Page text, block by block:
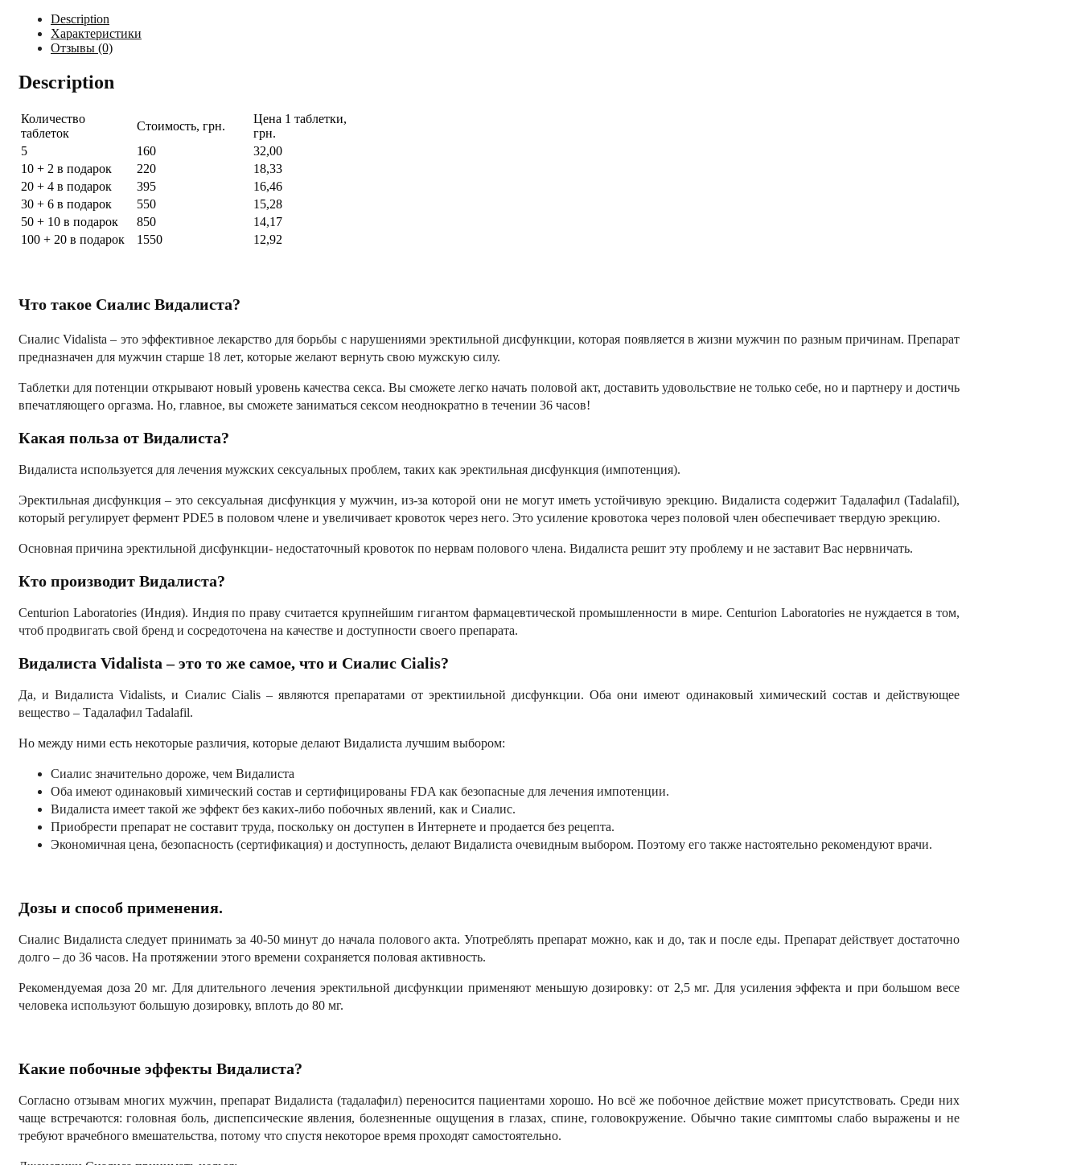
Vidalista
quantity
Description
Характеристики
Отзывы (0)
Description
Количество
таблеток
Стоимость, грн.
Цена 1 таблетки,
грн.
5
160
32,00
10 + 2 в подарок
220
18,33
20 + 4 в подарок
395
16,46
30 + 6 в подарок
550
15,28
50 + 10 в подарок
850
14,17
100 + 20 в подарок
1550 12,92
Что такое Сиалис Видалиста?
Сиалис Vidalista – это эффективное лекарство для борьбы с нарушениями эректильной дисфункции, которая появляется в жизни мужчин по разным причинам. Препарат
предназначен для мужчин старше 18 лет, которые желают вернуть свою мужскую силу.
Таблетки для потенции открывают новый уровень качества секса. Вы сможете легко начать половой акт, доставить удовольствие не только себе, но и партнеру и достичь
впечатляющего оргазма. Но, главное, вы сможете заниматься сексом неоднократно в течении 36 часов!
Какая польза от Видалиста?
Видалиста используется для лечения мужских сексуальных проблем, таких как эректильная дисфункция (импотенция).
Эректильная дисфункция – это сексуальная дисфункция у мужчин, из-за которой они не могут иметь устойчивую эрекцию. Видалиста содержит Тадалафил (Tadalafil),
который регулирует фермент PDE5 в половом члене и увеличивает кровоток через него. Это усиление кровотока через половой член обеспечивает твердую эрекцию.
Основная причина эректильной дисфункции- недостаточный кровоток по нервам полового члена. Видалиста решит эту проблему и не заставит Вас нервничать.
Кто производит Видалиста?
Centurion Laboratories (Индия). Индия по праву считается крупнейшим гигантом фармацевтической промышленности в мире. Centurion Laboratories не нуждается в том,
чтоб продвигать свой бренд и сосредоточена на качестве и доступности своего препарата.
Видалиста Vidalista – это то же самое, что и Сиалис Cialis?
Да, и Видалиста Vidalists, и Сиалис Cialis – являются препаратами от эректиильной дисфункции. Оба они имеют одинаковый химический состав и действующее
вещество – Тадалафил Tadalafil.
Но между ними есть некоторые различия, которые делают Видалиста лучшим выбором:
Сиалис значительно дороже, чем Видалиста
Оба имеют одинаковый химический состав и сертифицированы FDA как безопасные для лечения импотенции.
Видалиста имеет такой же эффект без каких-либо побочных явлений, как и Сиалис.
Приобрести препарат не составит труда, поскольку он доступен в Интернете и продается без рецепта.
Экономичная цена, безопасность (сертификация) и доступность, делают Видалиста очевидным выбором. Поэтому его также настоятельно рекомендуют врачи.
Дозы и способ применения.
Сиалис Видалиста следует принимать за 40-50 минут до начала полового акта. Употреблять препарат можно, как и до, так и после еды. Препарат действует достаточно
долго – до 36 часов. На протяжении этого времени сохраняется половая активность.
Рекомендуемая доза 20 мг. Для длительного лечения эректильной дисфункции применяют меньшую дозировку: от 2,5 мг. Для усиления эффекта и при большом весе
человека используют большую дозировку, вплоть до 80 мг.
Какие побочные эффекты Видалиста?
Согласно отзывам многих мужчин, препарат Видалиста (тадалафил) переносится пациентами хорошо. Но всё же побочное действие может присутствовать. Среди них
чаще встречаются: головная боль, диспепсические явления, болезненные ощущения в глазах, спине, головокружение. Обычно такие симптомы слабо выражены и не
требуют врачебного вмешательства, потому что спустя некоторое время проходят самостоятельно.